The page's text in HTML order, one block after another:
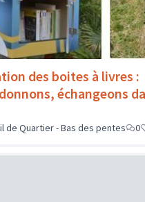
des boites à livres :
échangeons
de Quartier - Bas des pentes 0